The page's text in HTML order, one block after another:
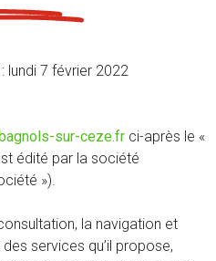
lundi 7 février 2022
sur-ceze.fr ci-après le «
édité par la société
»).
la navigation et
services qu’il propose,